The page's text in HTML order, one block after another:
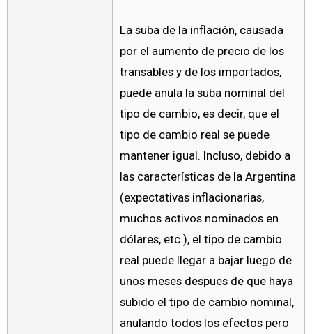
La suba de la inflación, causada
por el aumento de precio de los
transables y de los importados,
puede anula la suba nominal del
tipo de cambio, es decir, que el
tipo de cambio real se puede
mantener igual. Incluso, debido a
las características de la Argentina
(expectativas inflacionarias,
muchos activos nominados en
dólares, etc.), el tipo de cambio
real puede llegar a bajar luego de
unos meses despues de que haya
subido el tipo de cambio nominal,
anulando todos los efectos pero